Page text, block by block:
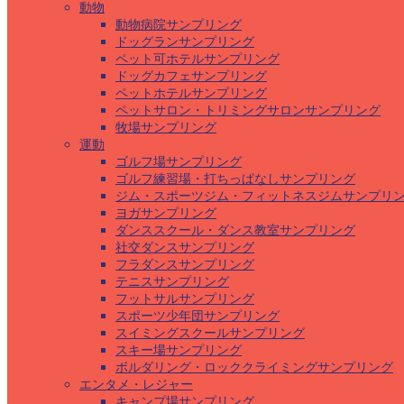
動物
動物病院サンプリング
ドッグランサンプリング
ペット可ホテルサンプリング
ドッグカフェサンプリング
ペットホテルサンプリング
ペットサロン・トリミングサロンサンプリング
牧場サンプリング
運動
ゴルフ場サンプリング
ゴルフ練習場・打ちっぱなしサンプリング
ジム・スポーツジム・フィットネスジムサンプリ
ヨガサンプリング
ダンススクール・ダンス教室サンプリング
社交ダンスサンプリング
フラダンスサンプリング
テニスサンプリング
フットサルサンプリング
スポーツ少年団サンプリング
スイミングスクールサンプリング
スキー場サンプリング
ボルダリング・ロッククライミングサンプリング
エンタメ・レジャー